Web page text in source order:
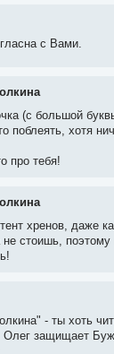
с Вами.
(с большой
поблеять, хотя
про тебя!
хренов, даже
стоишь, поэтому
- ты хоть
Олег защищает